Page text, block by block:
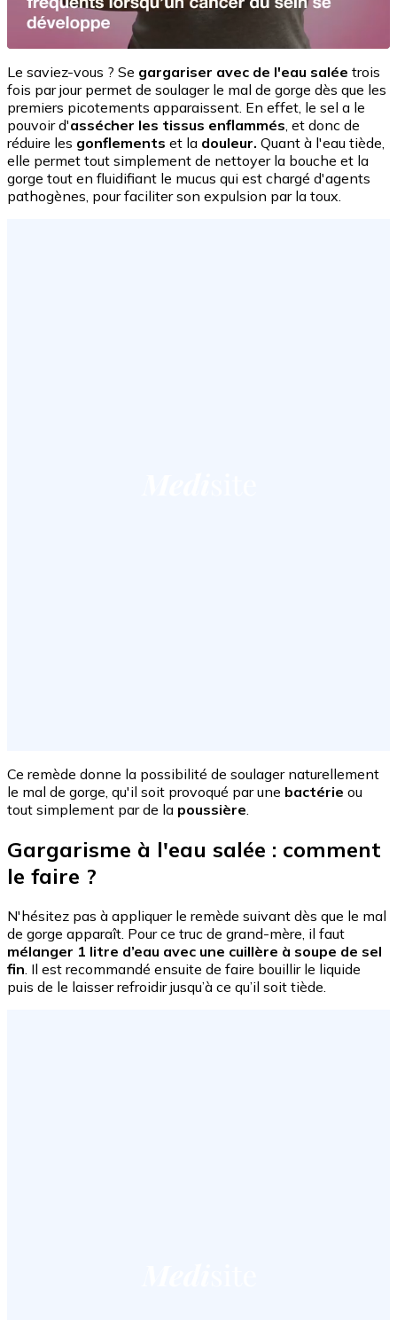
Le saviez-vous ? Se gargariser avec de l'eau salée trois
fois par jour permet de soulager le mal de gorge dès que les
premiers picotements apparaissent. En effet, le sel a le
pouvoir d'assécher les tissus enflammés, et donc de
réduire les gonflements et la douleur. Quant à l'eau tiède,
elle permet tout simplement de nettoyer la bouche et la
gorge tout en fluidifiant le mucus qui est chargé d'agents
pathogènes, pour faciliter son expulsion par la toux.
Ce remède donne la possibilité de soulager naturellement
le mal de gorge, qu'il soit provoqué par une bactérie ou
tout simplement par de la poussière.
Gargarisme à l'eau salée : comment
le faire ?
N'hésitez pas à appliquer le remède suivant dès que le mal
de gorge apparaît. Pour ce truc de grand-mère, il faut
mélanger 1 litre d’eau avec une cuillère à soupe de sel
fin . Il est recommandé ensuite de faire bouillir le liquide
puis de le laisser refroidir jusqu’à ce qu’il soit tiède.